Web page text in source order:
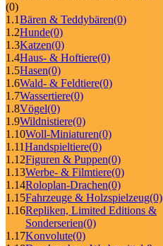
(0)
1.1Bären & Teddybären(0)
1.2Hunde(0)
1.3Katzen(0)
1.4Haus- & Hoftiere(0)
1.5Hasen(0)
1.6Wald- & Feldtiere(0)
1.7Wassertiere(0)
1.8Vögel(0)
1.9Wildnistiere(0)
1.10Woll-Miniaturen(0)
1.11Handspieltiere(0)
1.12Figuren & Puppen(0)
1.13Werbe- & Filmtiere(0)
1.14Roloplan-Drachen(0)
1.15Fahrzeuge & Holzspielzeug(0)
1.16Repliken, Limited Editions &
Sonderserien(0)
1.17Konvolute(0)